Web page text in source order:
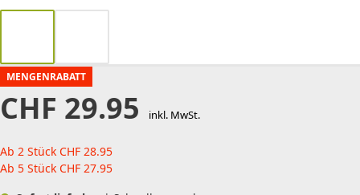
MENGENRABATT
CHF 29.95 inkl. MwSt.
Ab 2 Stück CHF 28.95
Ab 5 Stück CHF 27.95